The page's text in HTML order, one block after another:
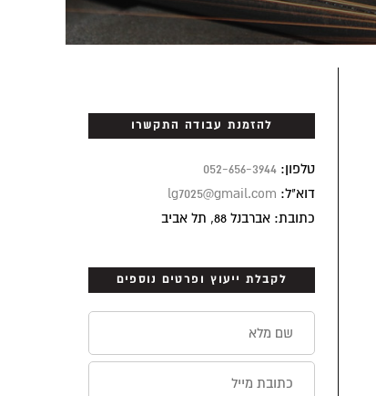
להזמנת עבודה התקשרו
טלפון: 052-656-3944
דוא"ל: lg7025@gmail.com
כתובת: אברבנל 88, תל אביב
לקבלת ייעוץ ופרטים נוספים